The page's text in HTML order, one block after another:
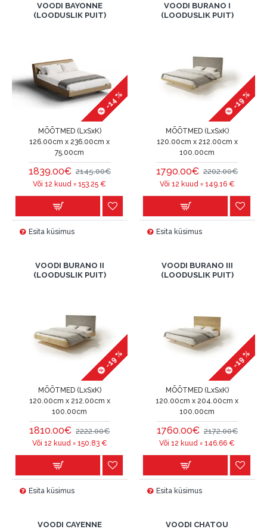
VOODI BAYONNE
(LOODUSLIK PUIT)
-14 %
MÕÕTMED (LxSxK)
126.00cm x 236.00cm x
75.00cm
1839.00€ 2145.00€
Või 12 kuud =153.25 €
Esita küsimus
VOODI BURANO I
(LOODUSLIK PUIT)
-19 %
MÕÕTMED (LxSxK)
120.00cm x 212.00cm x
100.00cm
1790.00€ 2202.00€
Või 12 kuud = 149.16€
Esita küsimus
VOODI BURANO II
(LOODUSLIK PUIT)
-19 %
MÕÕTMED (LxSxK)
120.00cm x 212.00cm x
100.00cm
1810.00€ 2222.00€
Või 12 kuud = 150.83€
Esita küsimus
VOODI BURANO III
(LOODUSLIK PUIT)
-19 %
MÕÕTMED (LxSxK)
120.00cm x 204.00cm x
100.00cm
1760.00€ 2172.00€
Või 12 kuud =146.66 €
Esita küsimus
VOODI CAYENNE VOODI CHATOU